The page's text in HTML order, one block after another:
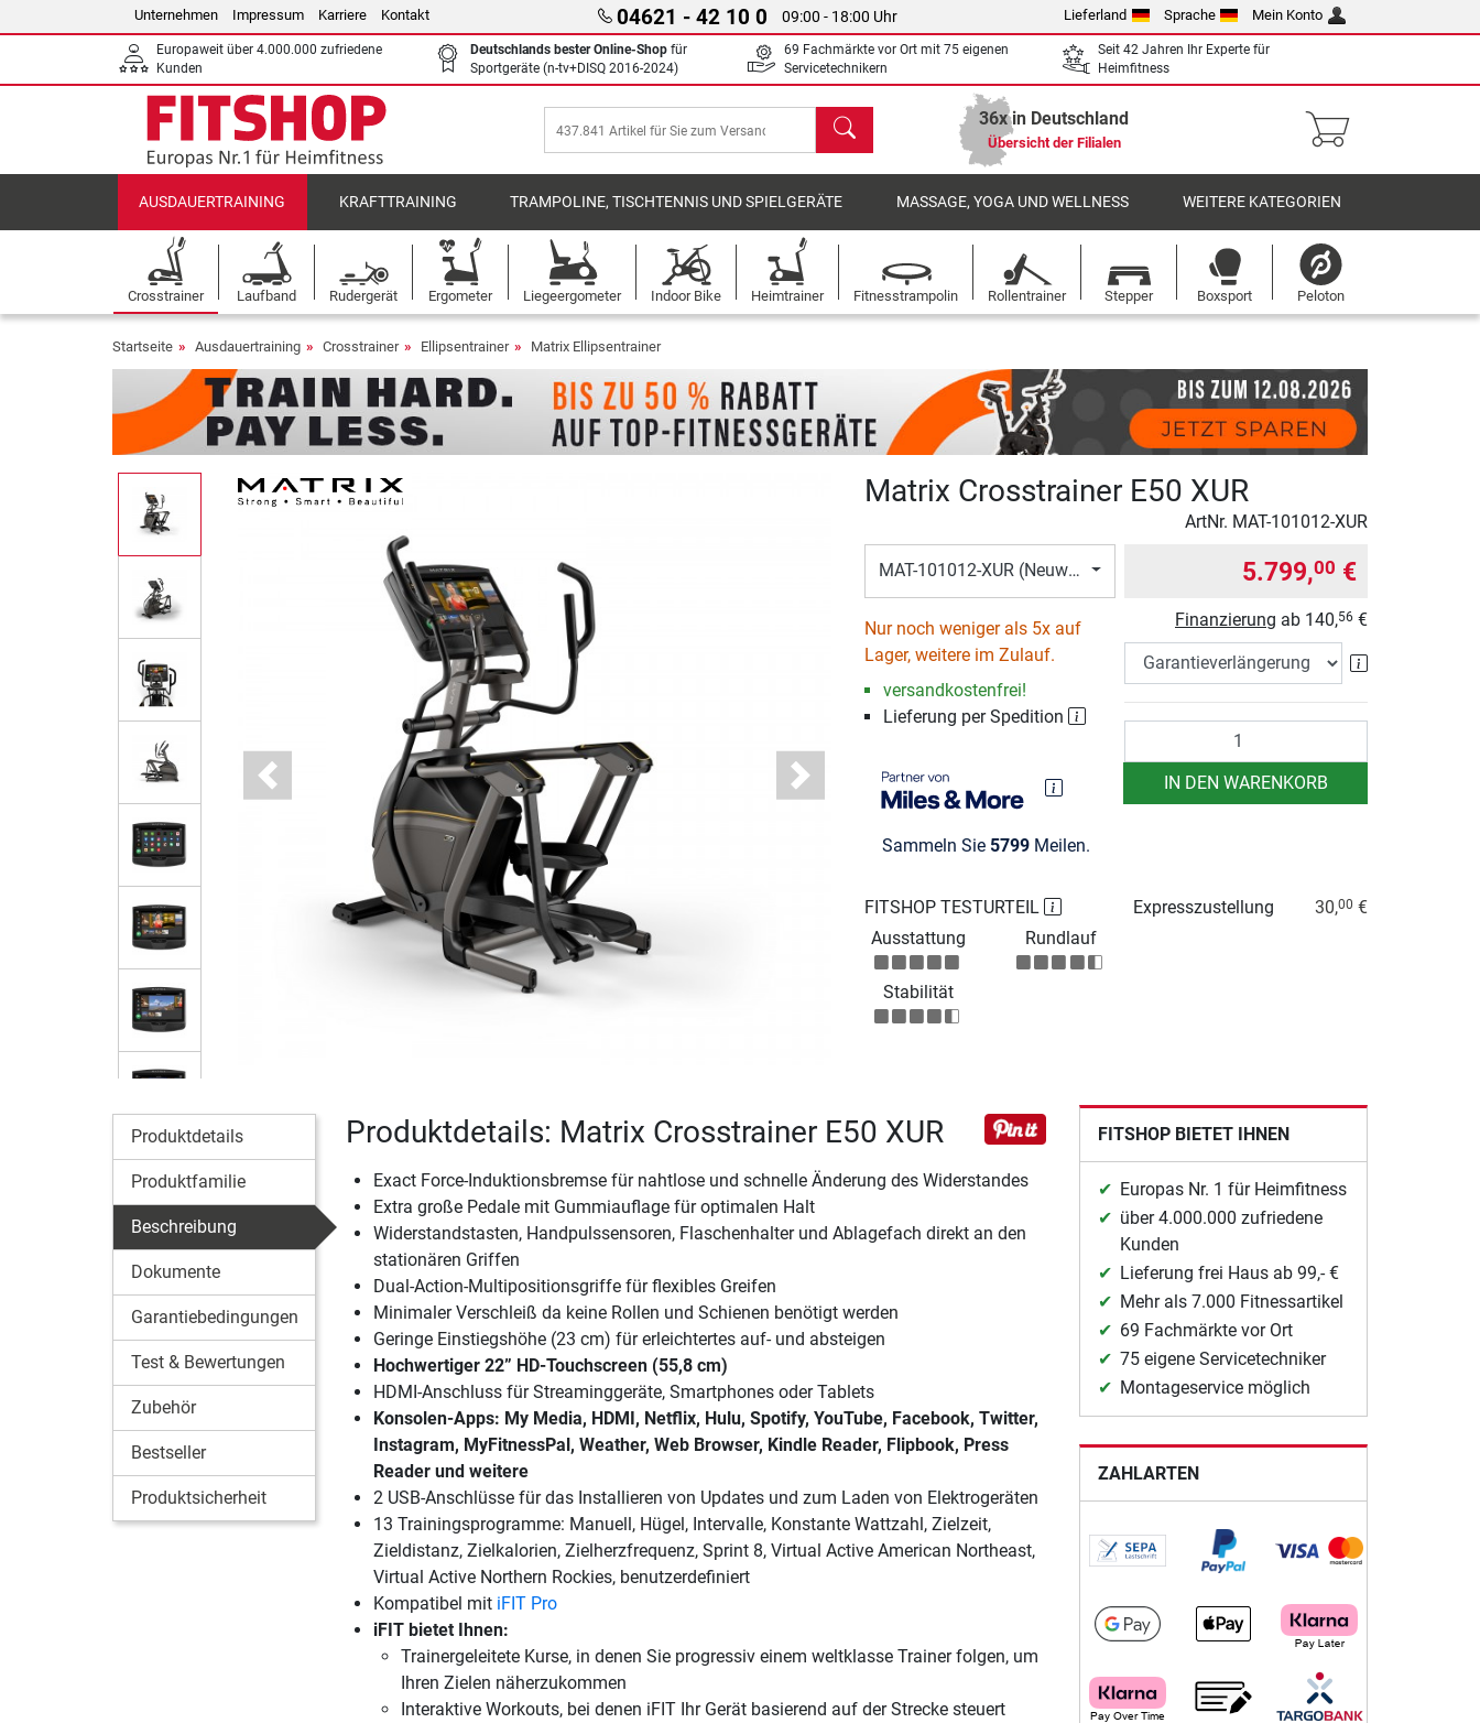
Unternehmen Impressum Karriere Kontakt 04621 - 42 10 0 09:00 - 18:00 Uhr Lieferland Sprache Mein Konto
Europaweit über 4.000.000 zufriedene
Kunden
Deutschlands bester Online-Shop für
Sportgeräte (n-tv+DISQ 2016-2024)
69 Fachmärkte vor Ort mit 75 eigenen
Servicetechnikern
Seit 42 Jahren Ihr Experte für
Heimfitness
Suchen 36x in Deutschland
Übersicht der Filialen
AUSDAUERTRAINING KRAFTTRAINING TRAMPOLINE, TISCHTENNIS UND SPIELGERÄTE MASSAGE, YOGA UND WELLNESS WEITERE KATEGORIEN
Crosstrainer Laufband Rudergerät Ergometer Liegeergometer Indoor Bike Heimtrainer Fitnesstrampolin Rollentrainer Stepper Boxsport Peloton
Startseite Ausdauertraining Crosstrainer Ellipsentrainer Matrix Ellipsentrainer
Previous Next
Matrix Crosstrainer E50 XUR
ArtNr. MAT-101012-XUR
MAT-101012-XUR (Neuware)
Nur noch weniger als 5x auf
Lager, weitere im Zulauf.
versandkostenfrei!
Lieferung per Spedition
Sammeln Sie 5799Meilen.
5.799,00 €
Finanzierung ab 140,56 €
IN DEN WARENKORB
FITSHOP TESTURTEIL
Ausstattung
Rundlauf
Stabilität
Expresszustellung 30,00 €
Produktdetails
Produktfamilie
Beschreibung
Dokumente
Garantiebedingungen
Test & Bewertungen
Zubehör
Bestseller
Produktsicherheit
Produktdetails: Matrix Crosstrainer E50 XUR
Exact Force-Induktionsbremse für nahtlose und schnelle Änderung des Widerstandes
Extra große Pedale mit Gummiauflage für optimalen Halt
Widerstandstasten, Handpulssensoren, Flaschenhalter und Ablagefach direkt an den
stationären Griffen
Dual-Action-Multipositionsgriffe für flexibles Greifen
Minimaler Verschleiß da keine Rollen und Schienen benötigt werden
Geringe Einstiegshöhe (23 cm) für erleichtertes auf- und absteigen
Hochwertiger 22” HD-Touchscreen (55,8 cm)
HDMI-Anschluss für Streaminggeräte, Smartphones oder Tablets
Konsolen-Apps: My Media, HDMI, Netflix, Hulu, Spotify, YouTube, Facebook, Twitter,
Instagram, MyFitnessPal, Weather, Web Browser, Kindle Reader, Flipbook, Press
Reader und weitere
2 USB-Anschlüsse für das Installieren von Updates und zum Laden von Elektrogeräten
13 Trainingsprogramme: Manuell, Hügel, Intervalle, Konstante Wattzahl, Zielzeit,
Zieldistanz, Zielkalorien, Zielherzfrequenz, Sprint 8, Virtual Active American Northeast,
Virtual Active Northern Rockies, benutzerdefiniert
Kompatibel mit iFIT Pro
iFIT bietet Ihnen:
Trainergeleitete Kurse, in denen Sie progressiv einem weltklasse Trainer folgen, um
Ihren Zielen näherzukommen
Interaktive Workouts, bei denen iFIT Ihr Gerät basierend auf der Strecke steuert
FITSHOP BIETET IHNEN
Europas Nr. 1 für Heimfitness
über 4.000.000 zufriedene
Kunden
Lieferung frei Haus ab 99,- €
Mehr als 7.000 Fitnessartikel
69 Fachmärkte vor Ort
75 eigene Servicetechniker
Montageservice möglich
ZAHLARTEN